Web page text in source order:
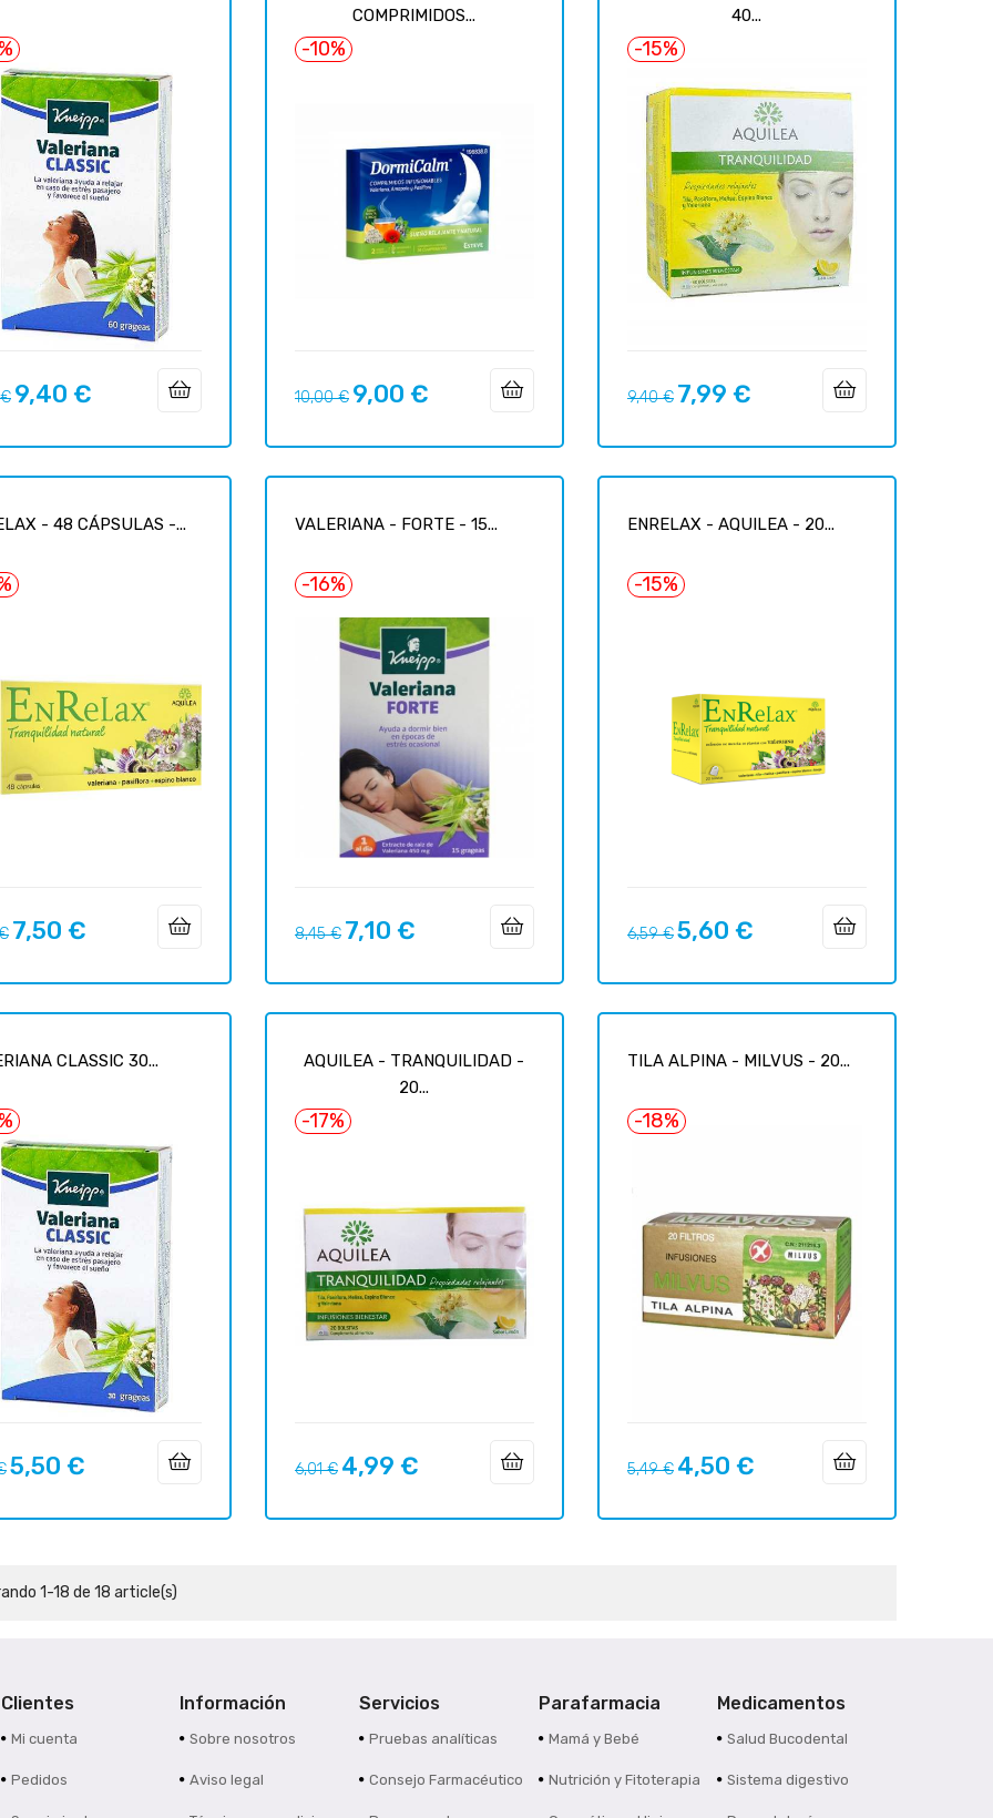
€ Precio
9,40 €
COMPRIMIDOS...
-10%
Precio
10,00 € Precio
9,00 €
40...
-15%
Precio
9,40 € Precio
7,99 €
- 48 CÁPSULAS -...
Precio
7,50 €
VALERIANA - FORTE - 15...
-16%
Precio
8,45 € Precio
7,10 €
ENRELAX - AQUILEA - 20...
-15%
Precio
6,59 €Precio
5,60 €
CLASSIC 30...
Precio
5,50 €
AQUILEA - TRANQUILIDAD -
20...
-17%
Precio
6,01 € Precio
4,99 €
TILA ALPINA - MILVUS - 20...
-18%
Precio
5,49 € Precio
4,50 €
1-18 de 18 article(s)
Clientes
Mi cuenta
Pedidos
Información
Sobre nosotros
Aviso legal
Servicios
Pruebas analíticas
Consejo Farmacéutico
Parafarmacia
Mamá y Bebé
Nutrición y Fitoterapia
Medicamentos
Salud Bucodental
Sistema digestivo